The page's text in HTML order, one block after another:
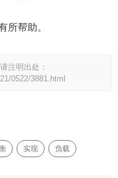
所帮助。
注明出处：
0522/3881.html
实现 负载